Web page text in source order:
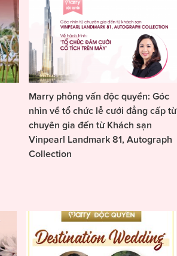
Marry phỏng vấn độc quyền: Góc
nhìn về tổ chức lễ cưới đẳng cấp từ
chuyên gia đến từ Khách sạn
Vinpearl Landmark 81, Autograph
Collection